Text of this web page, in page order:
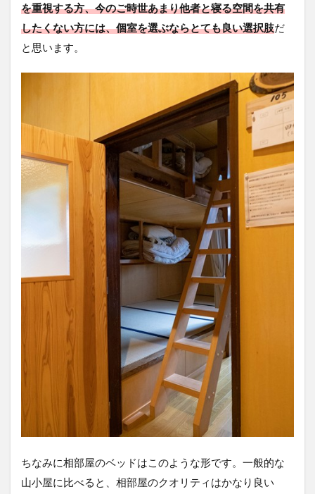
を重視する方、今のご時世あまり他者と寝る空間を共有
したくない方には、個室を選ぶならとても良い選択肢だ
と思います。
ちなみに相部屋のベッドはこのような形です。一般的な
山小屋に比べると、相部屋のクオリティはかなり良い